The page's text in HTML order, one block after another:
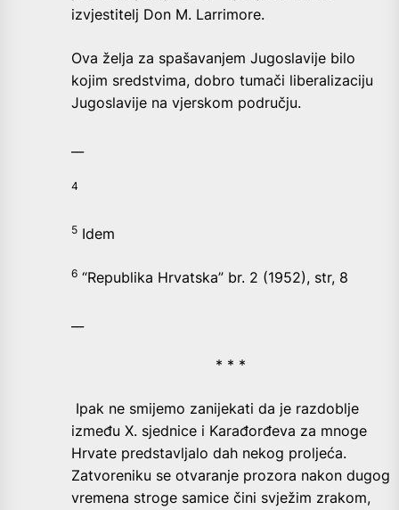
izvjestitelj Don M. Larrimore.
Ova želja za spašavanjem Jugoslavije bilo
kojim sredstvima, dobro tumači liberalizaciju
Jugoslavije na vjerskom području.
4
5 Idem
6 “Republika Hrvatska” br. 2 (1952), str, 8
* * *
Ipak ne smijemo zanijekati da je razdoblje
između X. sjednice i Karađorđeva za mnoge
Hrvate predstavljalo dah nekog proljeća.
Zatvoreniku se otvaranje prozora nakon dugog
vremena stroge samice čini svježim zrakom,